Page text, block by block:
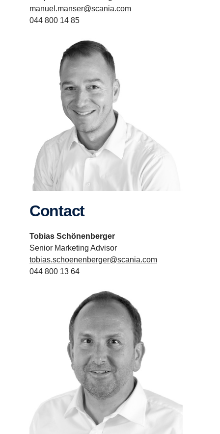
manuel.manser@scania.com
044 800 14 85
Contact
Tobias Schönenberger
Senior Marketing Advisor
tobias.schoenenberger@scania.com
044 800 13 64